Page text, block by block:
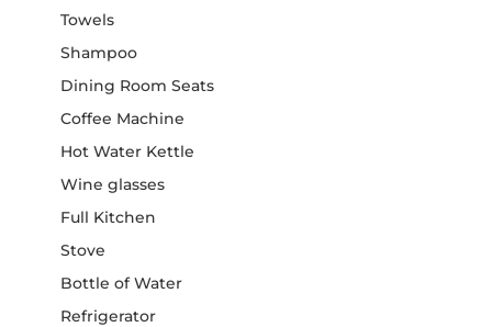
Towels
Shampoo
Dining Room Seats
Coffee Machine
Hot Water Kettle
Wine glasses
Full Kitchen
Stove
Bottle of Water
Refrigerator